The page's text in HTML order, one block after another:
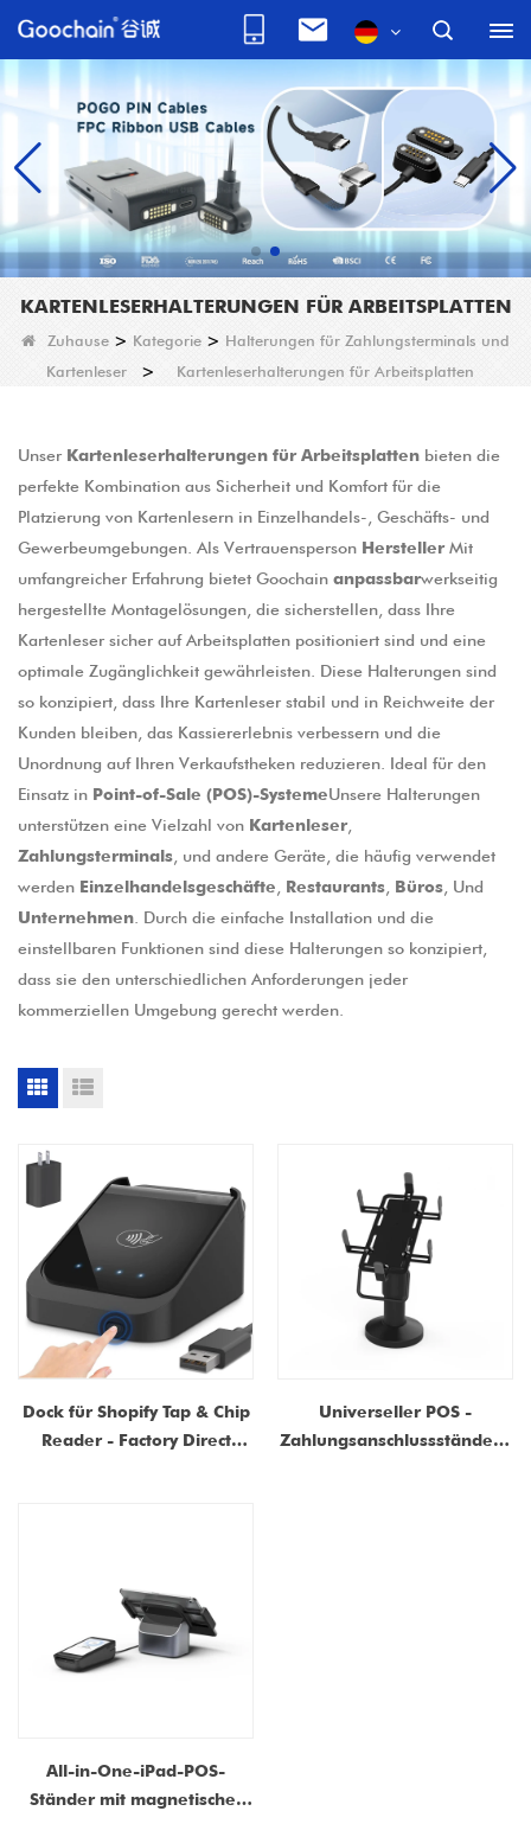
KARTENLESERHALTERUNGEN FÜR ARBEITSPLATTEN
Zuhause > Kategorie > Halterungen für Zahlungsterminals und
Kartenleser> Kartenleserhalterungen für Arbeitsplatten
Unser Kartenleserhalterungen für Arbeitsplatten bieten die
perfekte Kombination aus Sicherheit und Komfort für die
Platzierung von Kartenlesern in Einzelhandels-, Geschäfts- und
Gewerbeumgebungen. Als Vertrauensperson HerstellerMit
umfangreicher Erfahrung bietet Goochain anpassbarwerkseitig
hergestellte Montagelösungen, die sicherstellen, dass Ihre
Kartenleser sicher auf Arbeitsplatten positioniert sind und eine
optimale Zugänglichkeit gewährleisten. Diese Halterungen sind
so konzipiert, dass Ihre Kartenleser stabil und in Reichweite der
Kunden bleiben, das Kassiererlebnis verbessern und die
Unordnung auf Ihren Verkaufstheken reduzieren. Ideal für den
Einsatz in Point-of-Sale (POS)-SystemeUnsere Halterungen
unterstützen eine Vielzahl von Kartenleser,
Zahlungsterminals, und andere Geräte, die häufig verwendet
werden Einzelhandelsgeschäfte, Restaurants, Büros, Und
Unternehmen. Durch die einfache Installation und die
einstellbaren Funktionen sind diese Halterungen so konzipiert,
dass sie den unterschiedlichen Anforderungen jeder
kommerziellen Umgebung gerecht werden.
Dock für Shopify Tap & Chip
Reader - Factory Direct
Universeller POS -
Zahlungsanschlussständer -
All-in-One-iPad-POS-
Ständer mit magnetischer